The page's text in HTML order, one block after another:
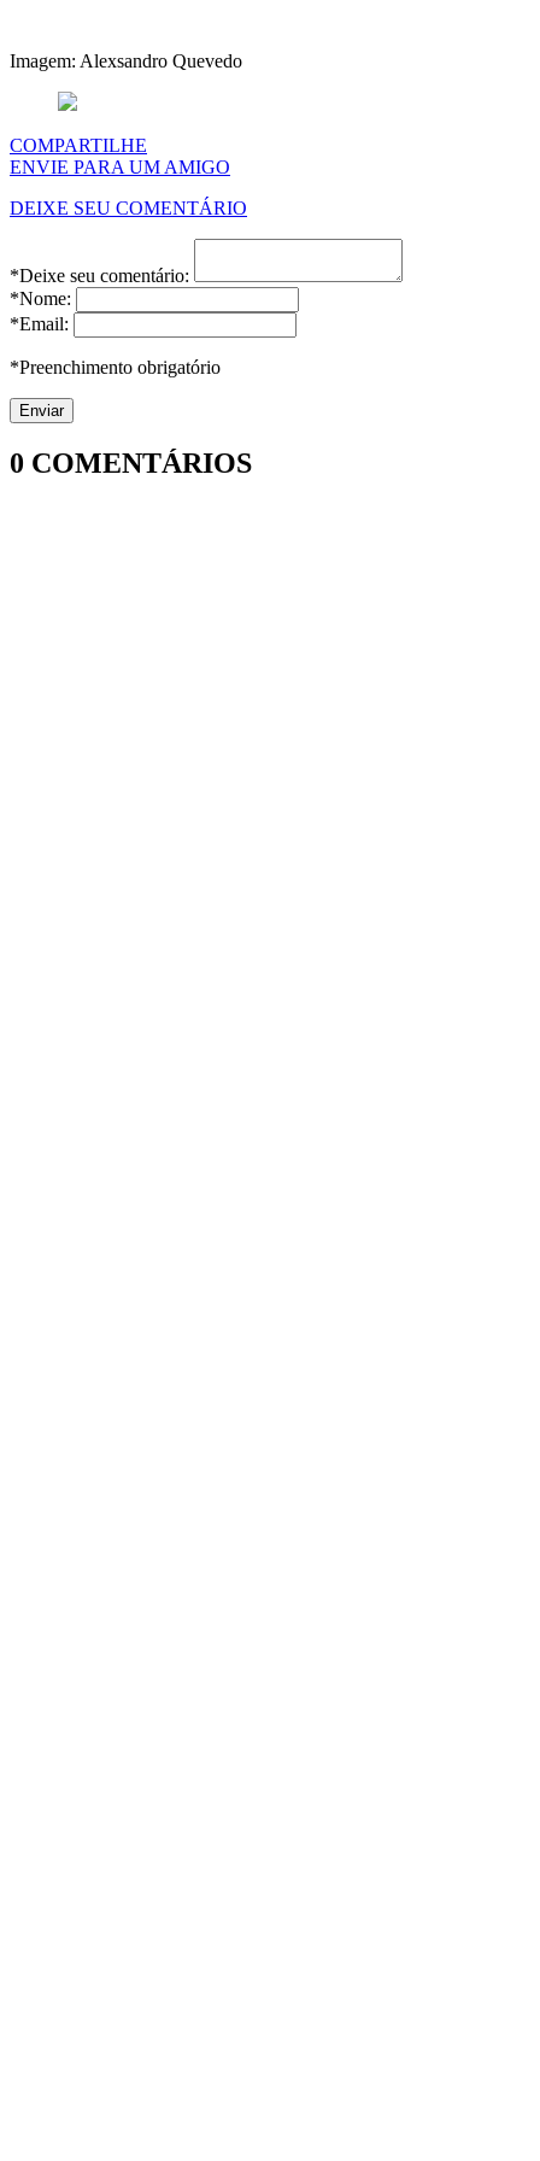
Imagem: Alexsandro Quevedo
COMPARTILHE
ENVIE PARA UM AMIGO
DEIXE SEU COMENTÁRIO
*Deixe seu comentário:
*Nome:
*Email:
*Preenchimento obrigatório
0 COMENTÁRIOS